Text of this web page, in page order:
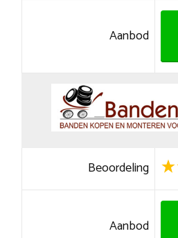
Aanbod
Beoordeling
Aanbod